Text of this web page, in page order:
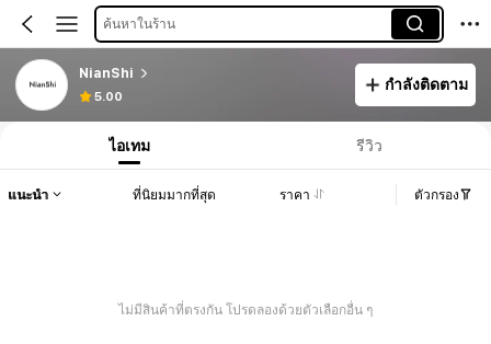
ค้นหาในร้าน
NianShi
5.00
กำลังติดตาม
ไอเทม รีวิว
แนะนำ ที่นิยมมากที่สุด ราคา ตัวกรอง
ไม่มีสินค้าที่ตรงกัน โปรดลองด้วยตัวเลือกอื่น ๆ